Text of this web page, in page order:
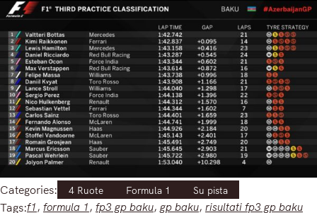
Categories: 4 Ruote Formula 1 Su pista
Tags:f1 , formula 1 , fp3 gp baku, gp baku, risultati fp3 gp baku